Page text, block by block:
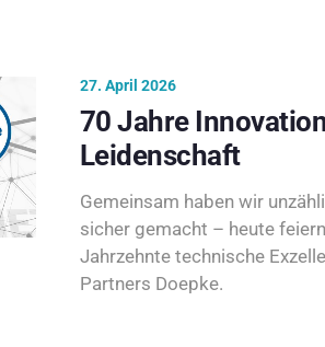
27. April 2026
70 Jahre
Leidenschaft
Gemeinsam haben wir
sicher gemacht – heute
Jahrzehnte technische
Partners Doepke.